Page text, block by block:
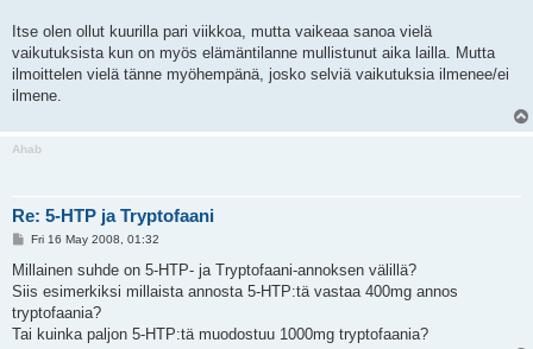
Itse olen ollut kuurilla pari viikkoa, mutta vaikeaa sanoa vielä
vaikutuksista kun on myös elämäntilanne mullistunut aika lailla. Mutta
ilmoittelen vielä tänne myöhempänä, josko selviä vaikutuksia ilmenee/ei
ilmene.
Ahab
Re: 5-HTP ja Tryptofaani
P
s
Fri 16 May 2008, 01:32
Millainen suhde on 5-HTP- ja Tryptofaani-annoksen välillä?
Siis esimerkiksi millaista annosta 5-HTP:tä vastaa 400mg annos
tryptofaania?
Tai kuinka paljon 5-HTP:tä muodostuu 1000mg tryptofaania?